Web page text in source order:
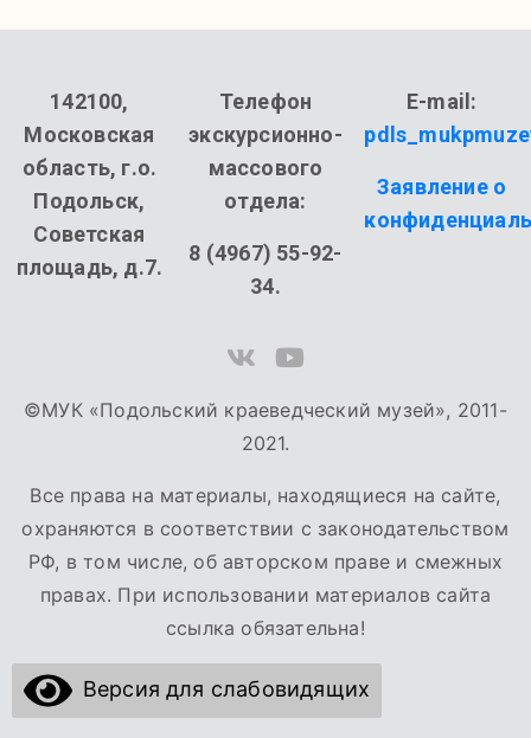
142100,
Московская
область, г.о.
Подольск,
Советская
площадь, д.7.
Телефон
экскурсионно-
массового
отдела:
8 (4967) 55-92-
34.
E-mail:
Заявление о
©МУК «Подольский краеведческий музей», 2011-
2021.
Все права на материалы, находящиеся на сайте,
охраняются в соответствии с законодательством
РФ, в том числе, об авторском праве и смежных
правах. При использовании материалов сайта
ссылка обязательна!
Версия для слабовидящих